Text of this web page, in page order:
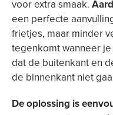
voor extra smaak.
een perfecte
frietjes, maar minder
tegenkomt wanneer
dat de buitenkant en
de binnenkant niet
De oplossing is